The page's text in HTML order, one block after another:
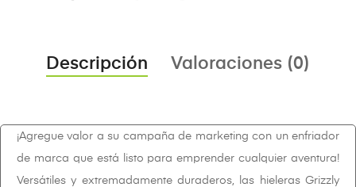
Descripción Valoraciones (0)
¡Agregue valor a su campaña de marketing con un enfriador
de marca que está listo para emprender cualquier aventura!
Versátiles y extremadamente duraderos, las hieleras Grizzly